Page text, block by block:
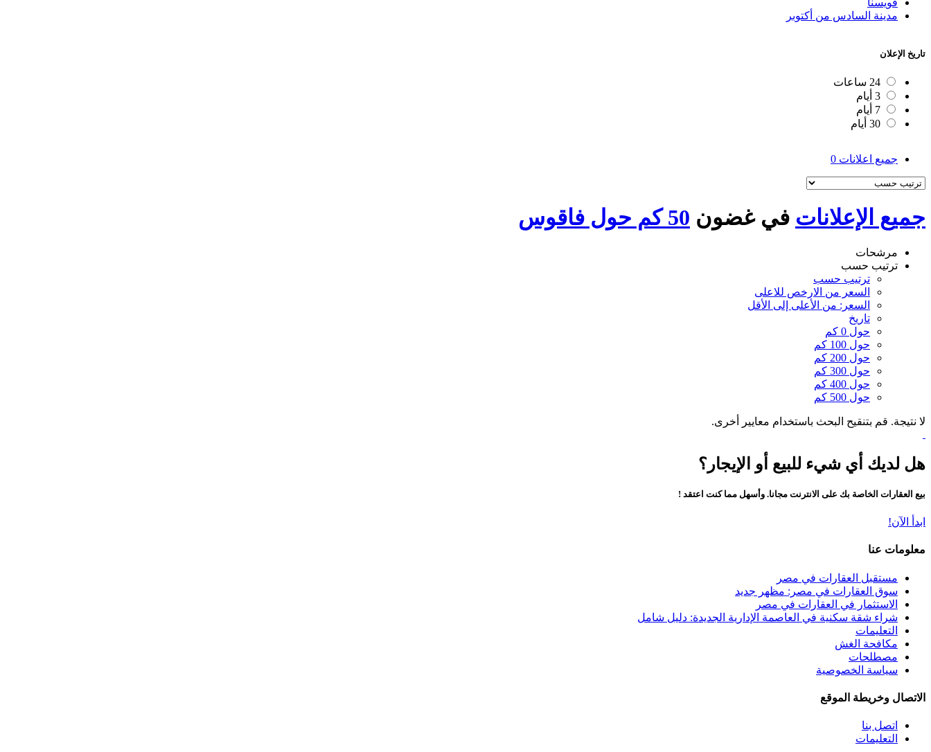
مدينة السادس من أكتوبر
تاريخ الإعلان
24 ساعات
3 أيام
7 أيام
30 أيام
جميع اعلانات 0
جميع الإعلانات في غضون 50 كم حول فاقوس
مرشحات
ترتيب حسب
ترتيب حسب
السعر من الارخص للاعلى
السعر: من الأعلى إلى الأقل
تاريخ
حول 0 كم
حول 100 كم
حول 200 كم
حول 300 كم
حول 400 كم
حول 500 كم
لا نتيجة. قم بتنقيح البحث باستخدام معايير أخرى.
هل لديك أي شيء للبيع أو الإيجار؟
بيع العقارات الخاصة بك على الانترنت مجانا. وأسهل مما كنت اعتقد !
ابدأ الآن!
معلومات عنا
مستقبل العقارات في مصر
سوق العقارات في مصر: مظهر جديد
الاستثمار في العقارات في مصر
شراء شقة سكنية في العاصمة الإدارية الجديدة: دليل شامل
التعليمات
مكافحة الغش
مصطلحات
سياسة الخصوصية
الاتصال وخريطة الموقع
اتصل بنا
التعليمات